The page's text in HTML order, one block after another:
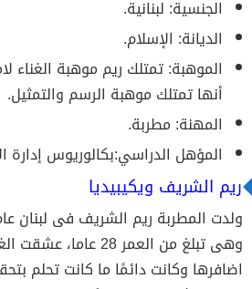
الجنسية: لبنانية.
الديانة: الإسلام.
الموهبة: تمتلك ريم موهبة الغناء
أنها تمتلك موهبة الرسم والتمثيل.
المهنة: مطربة.
المؤهل الدراسي:بكالوريوس إدارة
ريم الشريف ويكيبيديا
وهى تبلغ من العمر 28
اضافرها وكانت دائمًا ما كانت تحلم